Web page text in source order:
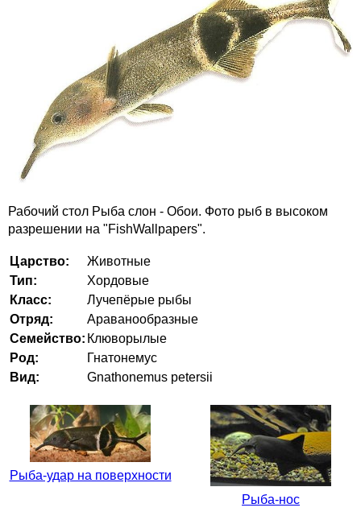
Рабочий стол Рыба слон - Обои. Фото рыб в высоком
разрешении на "FishWallpapers".
Царство:
Животные
Тип:
Хордовые
Класс:
Лучепёрые рыбы
Отряд:
Араванообразные
Семейство: Клюворылые
Род:
Гнатонемус
Вид:
Gnathonemus petersii
Рыба-удар на поверхности
Рыба-нос